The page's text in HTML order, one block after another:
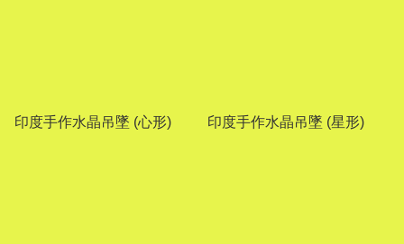
印度手作水晶吊墜 (心形) 印度手作水晶吊墜 (星形)